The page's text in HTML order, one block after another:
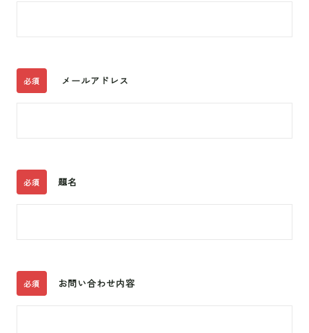
必須 メールアドレス
必須 題名
必須 お問い合わせ内容